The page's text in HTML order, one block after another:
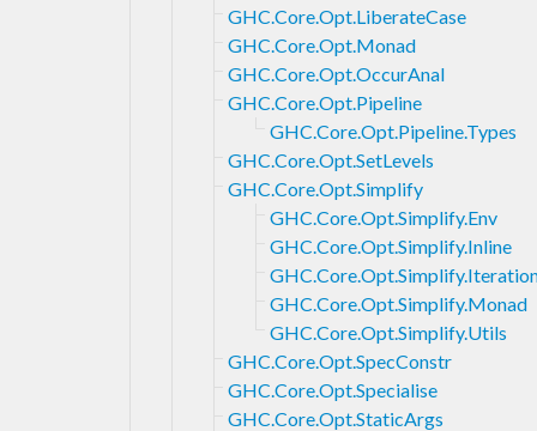
GHC.Core.Opt.LiberateCase
GHC.Core.Opt.Monad
GHC.Core.Opt.OccurAnal
GHC.Core.Opt.Pipeline
GHC.Core.Opt.Pipeline.Types
GHC.Core.Opt.SetLevels
GHC.Core.Opt.Simplify
GHC.Core.Opt.Simplify.Env
GHC.Core.Opt.Simplify.Inline
GHC.Core.Opt.Simplify.Monad
GHC.Core.Opt.Simplify.Utils
GHC.Core.Opt.SpecConstr
GHC.Core.Opt.Specialise
GHC.Core.Opt.StaticArgs